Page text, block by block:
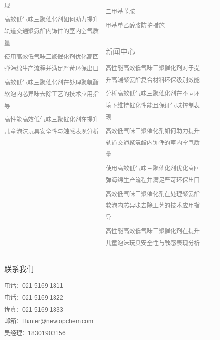
现
高效低气味三聚催化剂如何助力提升
轨道交通聚氨酯内饰件的室内空气质
量
使用高效低气味三聚催化剂优化高回
弹海绵生产流程并满足严苛环保出口
高效低气味三聚催化剂在处理聚氨酯
软泡内芯异味去除工艺的技术应用指
导
高性能高效低气味三聚催化剂在提升
儿童泡沫玩具安全性与触感表现分析
二甲基苄胺
甲基单乙醇胺防护措施
新闻中心
高性能高效低气味三聚催化剂对于提
升高端聚氨酯复合材料环保级别效能
分析高效低气味三聚催化剂在不同环
境下维持催化性能且保证气味控制表
现
高效低气味三聚催化剂如何助力提升
轨道交通聚氨酯内饰件的室内空气质
量
使用高效低气味三聚催化剂优化高回
弹海绵生产流程并满足严苛环保出口
高效低气味三聚催化剂在处理聚氨酯
软泡内芯异味去除工艺的技术应用指
导
高性能高效低气味三聚催化剂在提升
儿童泡沫玩具安全性与触感表现分析
联系我们
电话：021-5169 1811
电话：021-5169 1822
传真：021-5169 1833
邮箱：Hunter@newtopchem.com
吴经理：18301903156